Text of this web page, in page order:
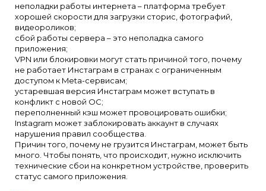
неполадки работы интернета – платформа требует
хорошей скорости для загрузки сторис, фотографий,
видеороликов;
сбой работы сервера – это неполадка самого
приложения;
VPN или блокировки могут стать причиной того, почему
не работает Инстаграм в странах с ограниченным
доступом к Meta-сервисам;
устаревшая версия Инстаграм может вступать в
конфликт с новой ОС;
переполненный кэш может провоцировать ошибки;
Instagram может заблокировать аккаунт в случаях
нарушения правил сообщества.
Причин того, почему не грузится Инстаграм, может быть
много. Чтобы понять, что происходит, нужно исключить
технические сбои на конкретном устройстве, проверить
статус самого приложения.